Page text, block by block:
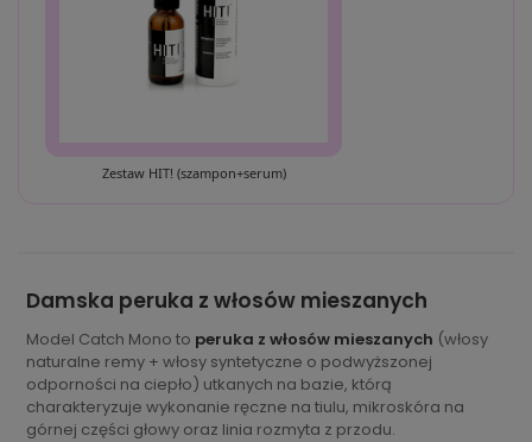
Zestaw HIT! (szampon+serum)
Damska peruka z włosów mieszanych
Model Catch Mono to peruka z włosów mieszanych (włosy
naturalne remy + włosy syntetyczne o podwyższonej
odporności na ciepło) utkanych na bazie, którą
charakteryzuje wykonanie ręczne na tiulu, mikroskóra na
górnej części głowy oraz linia rozmyta z przodu.